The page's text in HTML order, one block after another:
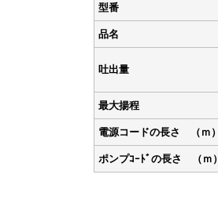
型番
品名
吐出量
最大揚程
電源コードの長さ （ｍ）
ポンプｺｰﾄﾞの長さ （ｍ）